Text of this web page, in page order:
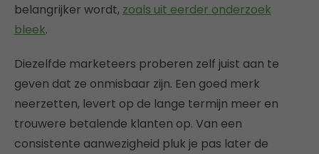
belangrijker wordt, zoals uit eerder onderzoek
bleek.
Diezelfde marketeers proberen zelf juist aan te
geven dat ze onmisbaar zijn. Een goed merk
neerzetten, levert op de lange termijn meer en
trouwere betalende klanten op. Van een
consistente aanwezigheid pluk je pas later de